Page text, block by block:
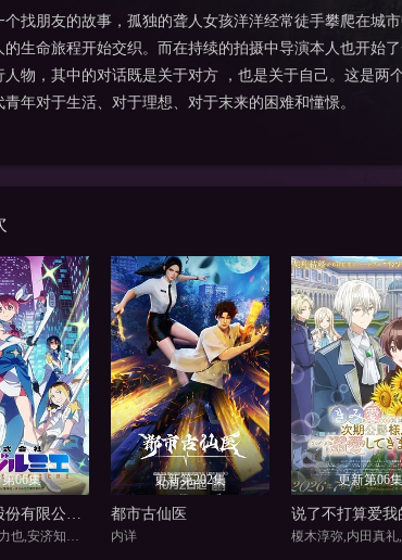
个找朋友的故事，孤独的聋人女孩洋洋经常徒手攀爬在城
的生命旅程开始交织。而在持续的拍摄中导演本人也开
人物，其中的对话既是关于对方 ，也是关于自己。这是两
年对于生活、对于理想、对于末来的困难和懂憬。
06集
魔法光源股份有限公司 第二季
石田彰,小山力也,安济知佳,石
更新第202集
都市古仙医
内详
更新第06